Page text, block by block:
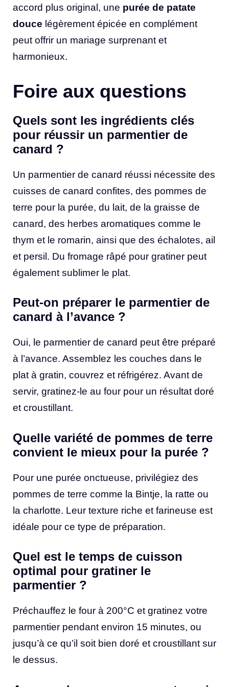
accord plus original, une purée de patate
douce légèrement épicée en complément
peut offrir un mariage surprenant et
harmonieux.
Foire aux questions
Quels sont les ingrédients clés
pour réussir un parmentier de
canard ?
Un parmentier de canard réussi nécessite des
cuisses de canard confites, des pommes de
terre pour la purée, du lait, de la graisse de
canard, des herbes aromatiques comme le
thym et le romarin, ainsi que des échalotes, ail
et persil. Du fromage râpé pour gratiner peut
également sublimer le plat.
Peut-on préparer le parmentier de
canard à l’avance ?
Oui, le parmentier de canard peut être préparé
à l’avance. Assemblez les couches dans le
plat à gratin, couvrez et réfrigérez. Avant de
servir, gratinez-le au four pour un résultat doré
et croustillant.
Quelle variété de pommes de terre
convient le mieux pour la purée ?
Pour une purée onctueuse, privilégiez des
pommes de terre comme la Bintje, la ratte ou
la charlotte. Leur texture riche et farineuse est
idéale pour ce type de préparation.
Quel est le temps de cuisson
optimal pour gratiner le
parmentier ?
Préchauffez le four à 200°C et gratinez votre
parmentier pendant environ 15 minutes, ou
jusqu’à ce qu’il soit bien doré et croustillant sur
le dessus.